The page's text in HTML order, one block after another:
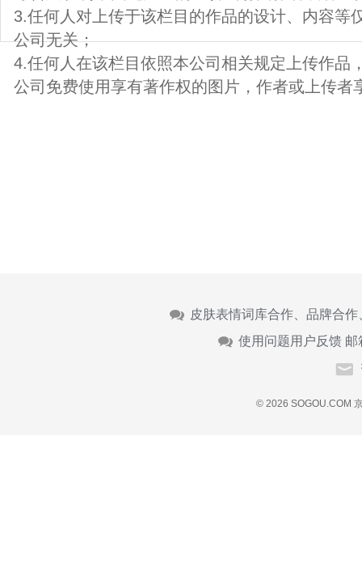
3.任何人对上传于该栏目的作品的设计、内容等
公司无关；
4.任何人在该栏目依照本公司相关规定上传作品
公司免费使用享有著作权的图片，作者或上传者
皮肤表情词库合作、品牌合
使用问题用户反馈 邮
© 2026 SOGOU.COM